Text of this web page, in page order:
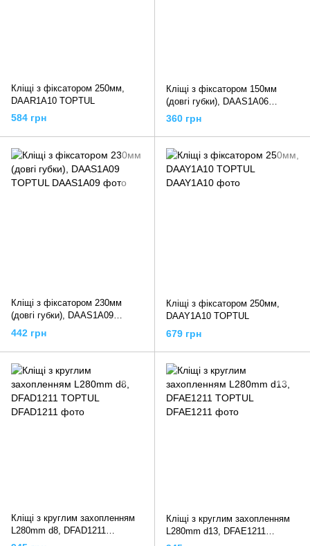
Кліщі з фіксатором 250мм,
DAAR1A10 TOPTUL
584 грн
Кліщі з фіксатором 150мм
(довгі губки), DAAS1A06
TOPTUL
360 грн
Кліщі з фіксатором 230мм
(довгі губки), DAAS1A09
TOPTUL
442 грн
Кліщі з фіксатором 250мм,
DAAY1A10 TOPTUL
679 грн
Кліщі з круглим захопленням
L280mm d8, DFAD1211
TOPTUL
Кліщі з круглим захопленням
L280mm d13, DFAE1211
TOPTUL